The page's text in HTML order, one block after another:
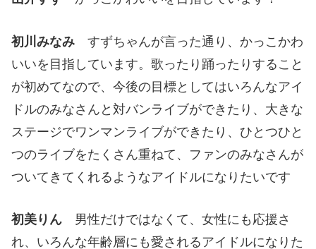
初川みなみ すずちゃんが言った通り、かっこかわ
いいを目指しています。歌ったり踊ったりすること
が初めてなので、今後の目標としてはいろんなアイ
ドルのみなさんと対バンライブができたり、大きな
ステージでワンマンライブができたり、ひとつひと
つのライブをたくさん重ねて、ファンのみなさんが
ついてきてくれるようなアイドルになりたいです
初美りん 男性だけではなくて、女性にも応援さ
れ、いろんな年齢層にも愛されるアイドルになりた